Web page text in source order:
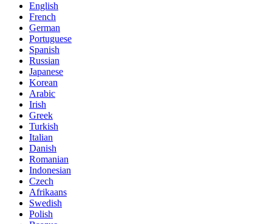
English
French
German
Portuguese
Spanish
Russian
Japanese
Korean
Arabic
Irish
Greek
Turkish
Italian
Danish
Romanian
Indonesian
Czech
Afrikaans
Swedish
Polish